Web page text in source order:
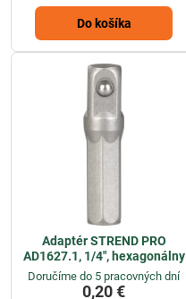
Do košíka
Adaptér STREND PRO
AD1627.1, 1/4", hexagonálny
Doručíme do 5 pracovných dní
0,20 €